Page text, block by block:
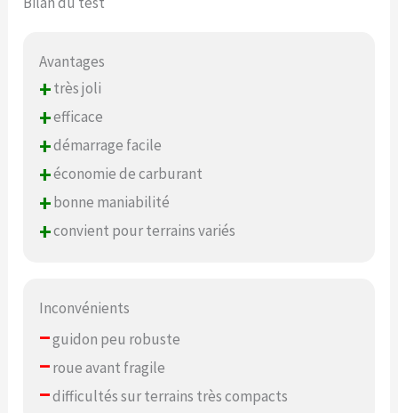
Avantages
+très joli
+efficace
+démarrage facile
+économie de carburant
+bonne maniabilité
+convient pour terrains variés
Inconvénients
–guidon peu robuste
–roue avant fragile
–difficultés sur terrains très compacts